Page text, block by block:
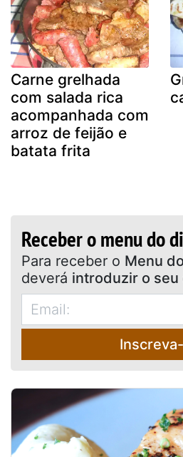
Carne grelhada
com salada rica
acompanhada com
arroz de feijão e
batata frita
Receber o menu do
Para receber o Menu
deverá introduzir o seu